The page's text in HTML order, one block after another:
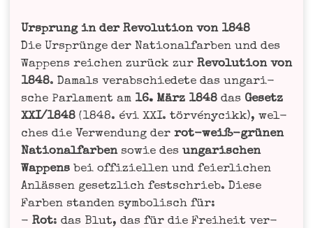
Ursprung in der Revo­lu­ti­on von 1848
Die Ursprün­ge der Natio­nal­far­ben und des
Wap­pens rei­chen zurück zur Revo­lu­ti­on von
1848. Damals ver­ab­schie­de­te das unga­ri­
sche Par­la­ment am 16. März 1848 das Gesetz
XXI/1848 (1848. évi XXI. tör­vé­ny­cikk), wel­
ches die Ver­wen­dung der rot-weiß-grü­nen
Natio­nal­far­bensowie des unga­ri­schen
Wap­pens bei offi­zi­el­len und fei­er­li­chen
Anläs­sen gesetz­lich fest­schrieb. Die­se
Far­ben stan­den sym­bo­lisch für:
- Rot: das Blut, das für die Frei­heit ver­